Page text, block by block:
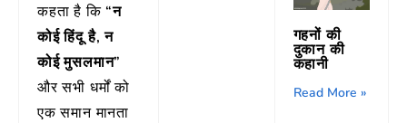
कहता है कि “न
कोई हिंदू है, न
कोई मुसलमान”
और सभी धर्मों को
एक समान मानता
गहनों की
दुकान की
कहानी
Read More »